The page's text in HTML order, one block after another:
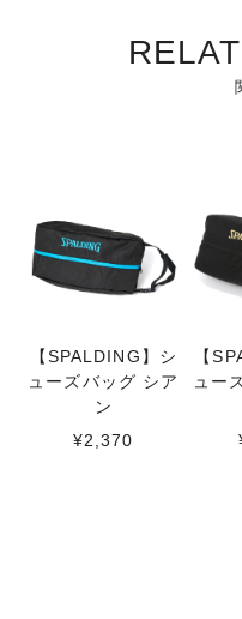
【SPALDING】シ
ューズバッグ シア
ン
¥2,370
【
ュー